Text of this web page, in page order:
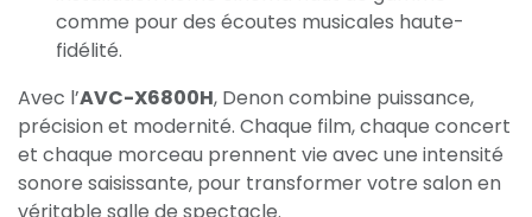
comme pour des écoutes musicales haute-
fidélité.
Avec l’AVC-X6800H, Denon combine puissance,
précision et modernité. Chaque film, chaque concert
et chaque morceau prennent vie avec une intensité
sonore saisissante, pour transformer votre salon en